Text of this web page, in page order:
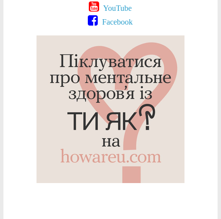
YouTube
Facebook